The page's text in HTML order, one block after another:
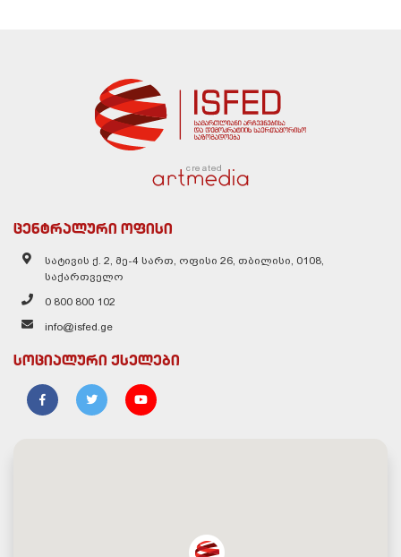
created
ცენტრალური ოფისი
სატივის ქ. 2, მე-4 სართ, ოფისი 26, თბილისი, 0108,
საქართველო
0 800 800 102
info@isfed.ge
სოციალური ქსელები